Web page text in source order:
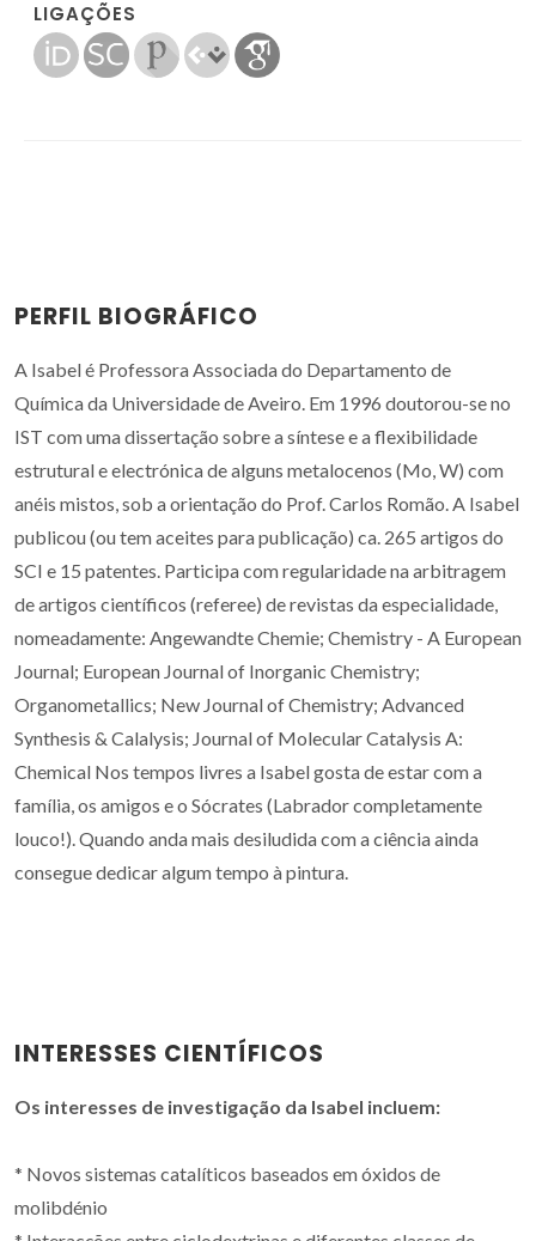
LIGAÇÕES
PERFIL BIOGRÁFICO
A Isabel é Professora Associada do Departamento de
Química da Universidade de Aveiro. Em 1996 doutorou-se no
IST com uma dissertação sobre a síntese e a flexibilidade
estrutural e electrónica de alguns metalocenos (Mo, W) com
anéis mistos, sob a orientação do Prof. Carlos Romão. A Isabel
publicou (ou tem aceites para publicação) ca. 265 artigos do
SCI e 15 patentes. Participa com regularidade na arbitragem
de artigos científicos (referee) de revistas da especialidade,
nomeadamente: Angewandte Chemie; Chemistry - A European
Journal; European Journal of Inorganic Chemistry;
Organometallics; New Journal of Chemistry; Advanced
Synthesis & Calalysis; Journal of Molecular Catalysis A:
Chemical Nos tempos livres a Isabel gosta de estar com a
família, os amigos e o Sócrates (Labrador completamente
louco!). Quando anda mais desiludida com a ciência ainda
consegue dedicar algum tempo à pintura.
INTERESSES CIENTÍFICOS
Os interesses de investigação da Isabel incluem:
* Novos sistemas catalíticos baseados em óxidos de
molibdénio